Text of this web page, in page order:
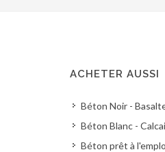
ACHETER AUSSI
Béton Noir -
Béton Blanc -
Béton prêt à